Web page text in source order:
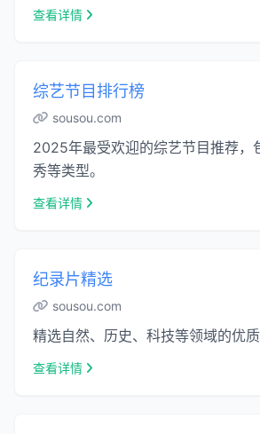
查看详情
综艺节目排行榜
sousou.com
2025年最受欢迎的综艺节目推荐，
秀等类型。
查看详情
纪录片精选
sousou.com
精选自然、历史、科技等领域的优质
查看详情